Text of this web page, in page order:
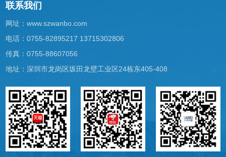
联系我们
网址：www.szwanbo.com
电话：0755-82895217 13715302806
传真：0755-88607056
地址：深圳市龙岗区坂田龙壁工业区24栋东405-408